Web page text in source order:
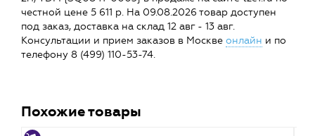
честной цене 5 611 р. На 09.08.2026 товар доступен
под заказ, доставка на склад 12 авг - 13 авг.
Консультации и прием заказов в Москве онлайн и по
телефону 8 (499) 110-53-74.
Похожие товары